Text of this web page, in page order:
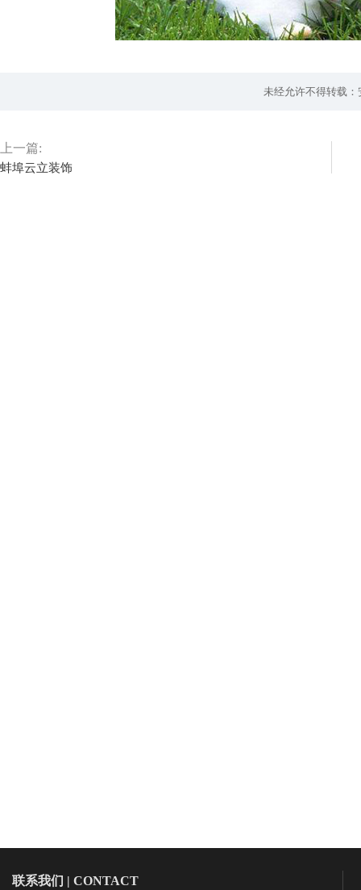
未经允许不得转载：
上一篇:
蚌埠云立装饰
联系我们 | CONTACT